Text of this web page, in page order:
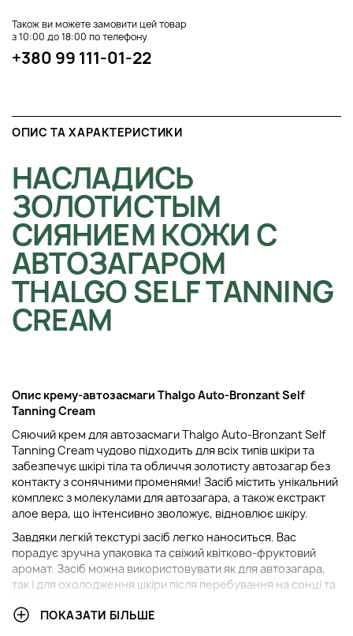
Також ви можете замовити цей товар
з 10:00 до 18:00 по телефону
+380 99 111-01-22
ОПИС ТА ХАРАКТЕРИСТИКИ
НАСЛАДИСЬ
ЗОЛОТИСТЫМ
СИЯНИЕМ КОЖИ С
АВТОЗАГАРОМ
THALGO SELF TANNING
CREAM
Опис крему-автозасмаги Thalgo Auto-Bronzant Self
Tanning Cream
Сяючий крем для автозасмаги Thalgo Auto-Bronzant Self
Tanning Cream чудово підходить для всіх типів шкіри та
забезпечує шкірі тіла та обличчя золотисту автозагар без
контакту з сонячними променями! Засіб містить унікальний
комплекс з молекулами для автозагара, а також екстракт
алое вера, що інтенсивно зволожує, відновлює шкіру.
Завдяки легкій текстурі засіб легко наноситься. Вас
порадує зручна упаковка та свіжий квітково-фруктовий
аромат. Засіб можна використовувати як для автозагара,
так і для охолодження шкіри після перебування на сонці та
З сяючим кремом для автозагара ваша шкіра цілий рік
ПОКАЗАТИ БІЛЬШЕ